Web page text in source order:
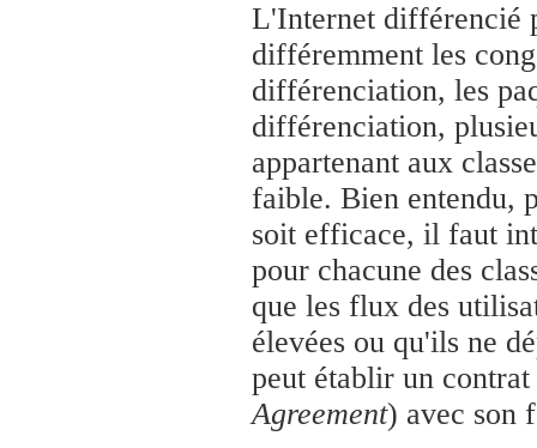
L'Internet différencié
différemment les
différenciation, les
différenciation,
appartenant aux
faible. Bien entendu,
soit efficace, il faut
pour chacune des
que les flux des
élevées ou qu'ils ne
peut établir un
Agreement) avec son